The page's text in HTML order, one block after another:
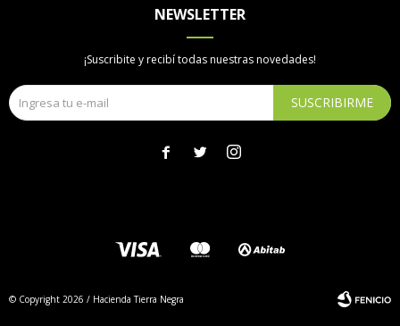
NEWSLETTER
¡Suscribite y recibí todas nuestras novedades!
SUSCRIBIRME
  
© Copyright 2026 / Hacienda Tierra Negra